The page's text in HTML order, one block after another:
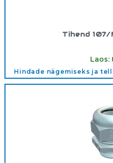
Tihend 107/
Laos:
Hindade nägemiseks ja